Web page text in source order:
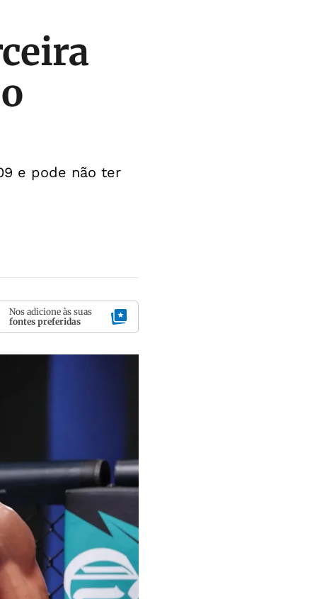
e pode não ter
Nos adicione às suas
fontes preferidas